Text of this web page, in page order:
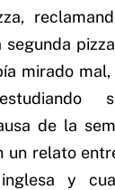
segunda
mirado
de la
un relato
y